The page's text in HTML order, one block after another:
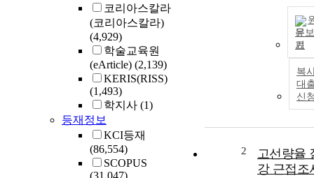
코리아스칼라
(코리아스칼라)
(4,929)
학술교육원
(eArticle) (2,139)
KERIS(RISS)
(1,493)
학지사 (1)
등재정보
KCI등재
(86,554)
SCOPUS
문보
기
복
대
신
2
고선량율
강 근접조